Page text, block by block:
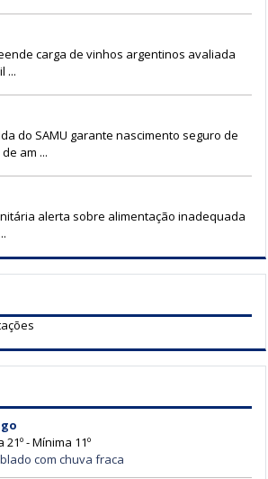
carga de vinhos argentinos avaliada
...
do SAMU garante nascimento seguro de
am ...
alerta sobre alimentação inadequada
21º - Mínima 11º
com chuva fraca